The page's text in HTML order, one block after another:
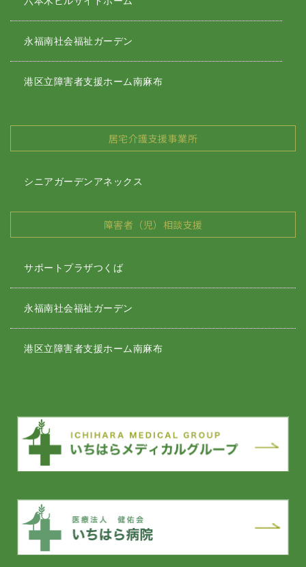
永福南社会福祉ガーデン
港区立障害者支援ホーム南麻布
居宅介護支援事業所
シニアガーデンアネックス
障害者（児）相談支援
サポートプラザつくば
永福南社会福祉ガーデン
港区立障害者支援ホーム南麻布